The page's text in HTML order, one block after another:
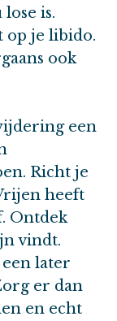
is.
op je libido.
ook
een
Richt je
heeft
Ontdek
vindt.
later
er dan
en echt